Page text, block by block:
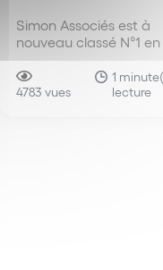
Simon Associés est à
nouveau classé N°1
de la franchise par le
magazine Décideurs
4783 vues
1
lecture